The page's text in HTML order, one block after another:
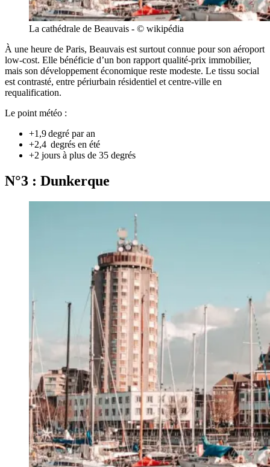
La cathédrale de Beauvais - © wikipédia
À une heure de Paris, Beauvais est surtout connue pour son aéroport
low-cost. Elle bénéficie d’un bon rapport qualité-prix immobilier,
mais son développement économique reste modeste. Le tissu social
est contrasté, entre périurbain résidentiel et centre-ville en
requalification.
Le point météo :
+1,9 degré par an
+2,4 degrés en été
+2 jours à plus de 35 degrés
N°3 : Dunkerque